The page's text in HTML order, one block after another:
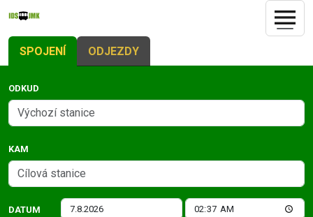
SPOJENÍ ODJEZDY
ODKUD
KAM
DATUM